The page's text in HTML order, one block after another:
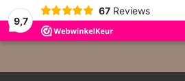
9,7
67 Reviews